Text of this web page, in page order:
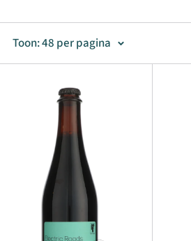
Toon: 48 per pagina